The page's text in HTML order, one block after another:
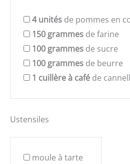
4 unités de pommes en
150 grammes de farine
100 grammes de sucre
100 grammes de beurre
1 cuillère à café de
Ustensiles
moule à tarte